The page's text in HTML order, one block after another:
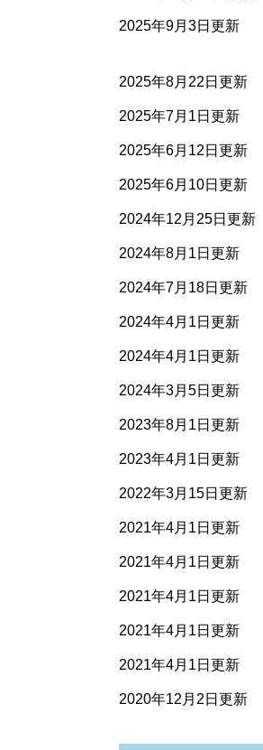
2025年9月3日更新
2025年8月22日更新
2025年7月1日更新
2025年6月12日更新
2025年6月10日更新
2024年12月25日更新
2024年8月1日更新
2024年7月18日更新
2024年4月1日更新
2024年4月1日更新
2024年3月5日更新
2023年8月1日更新
2023年4月1日更新
2022年3月15日更新
2021年4月1日更新
2021年4月1日更新
2021年4月1日更新
2021年4月1日更新
2021年4月1日更新
2020年12月2日更新